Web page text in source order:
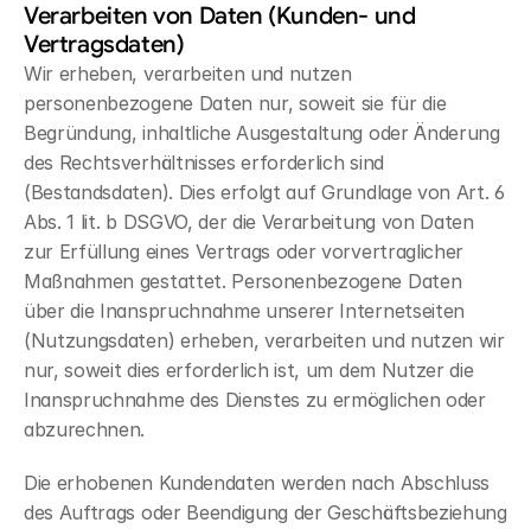
Verarbeiten von Daten (Kunden- und
Vertragsdaten)
Wir erheben, verarbeiten und nutzen
personenbezogene Daten nur, soweit sie für die
Begründung, inhaltliche Ausgestaltung oder Änderung
des Rechtsverhältnisses erforderlich sind
(Bestandsdaten). Dies erfolgt auf Grundlage von Art. 6
Abs. 1 lit. b DSGVO, der die Verarbeitung von Daten
zur Erfüllung eines Vertrags oder vorvertraglicher
Maßnahmen gestattet. Personenbezogene Daten
über die Inanspruchnahme unserer Internetseiten
(Nutzungsdaten) erheben, verarbeiten und nutzen wir
nur, soweit dies erforderlich ist, um dem Nutzer die
Inanspruchnahme des Dienstes zu ermöglichen oder
abzurechnen.
Die erhobenen Kundendaten werden nach Abschluss
des Auftrags oder Beendigung der Geschäftsbeziehung